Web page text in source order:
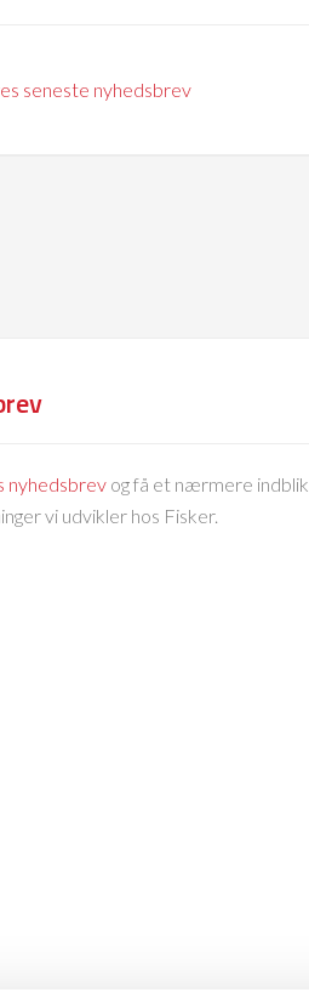
seneste nyhedsbrev
nyhedsbrev og få et nærmere indblik
vi udvikler hos Fisker.